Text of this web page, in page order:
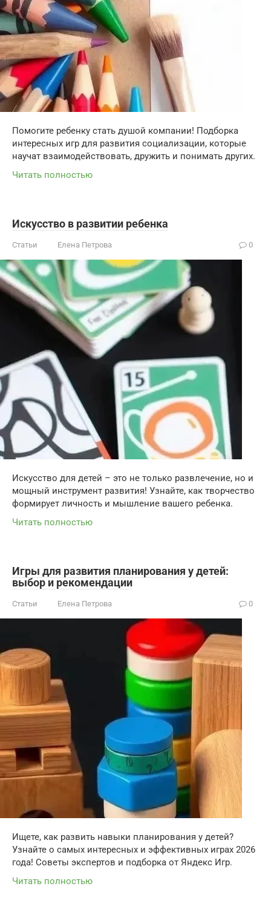
Помогите ребенку стать душой компании! Подборка
интересных игр для развития социализации, которые
научат взаимодействовать, дружить и понимать других.
Читать полностью
Искусство в развитии ребенка
Статьи Елена Петрова 0
Искусство для детей – это не только развлечение, но и
мощный инструмент развития! Узнайте, как творчество
формирует личность и мышление вашего ребенка.
Читать полностью
Игры для развития планирования у детей:
выбор и рекомендации
Статьи Елена Петрова 0
Ищете, как развить навыки планирования у детей?
Узнайте о самых интересных и эффективных играх 2026
года! Советы экспертов и подборка от Яндекс Игр.
Читать полностью